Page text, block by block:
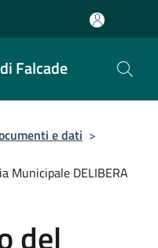
Falcade
e dati >
Municipale DELIBERA
del